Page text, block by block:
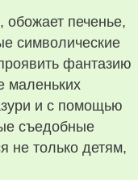
обожает печенье,
символические
фантазию
маленьких
и с помощью
съедобные
не только детям,